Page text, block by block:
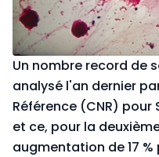
Un nombre record de
analysé l'an dernier
Référence (CNR)
et ce, pour la
augmentation de 17